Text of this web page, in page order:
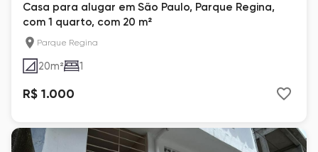
Casa para alugar em São Paulo, Parque Regina,
com 1 quarto, com 20 m²
Parque Regina
20m² 1
R$ 1.000